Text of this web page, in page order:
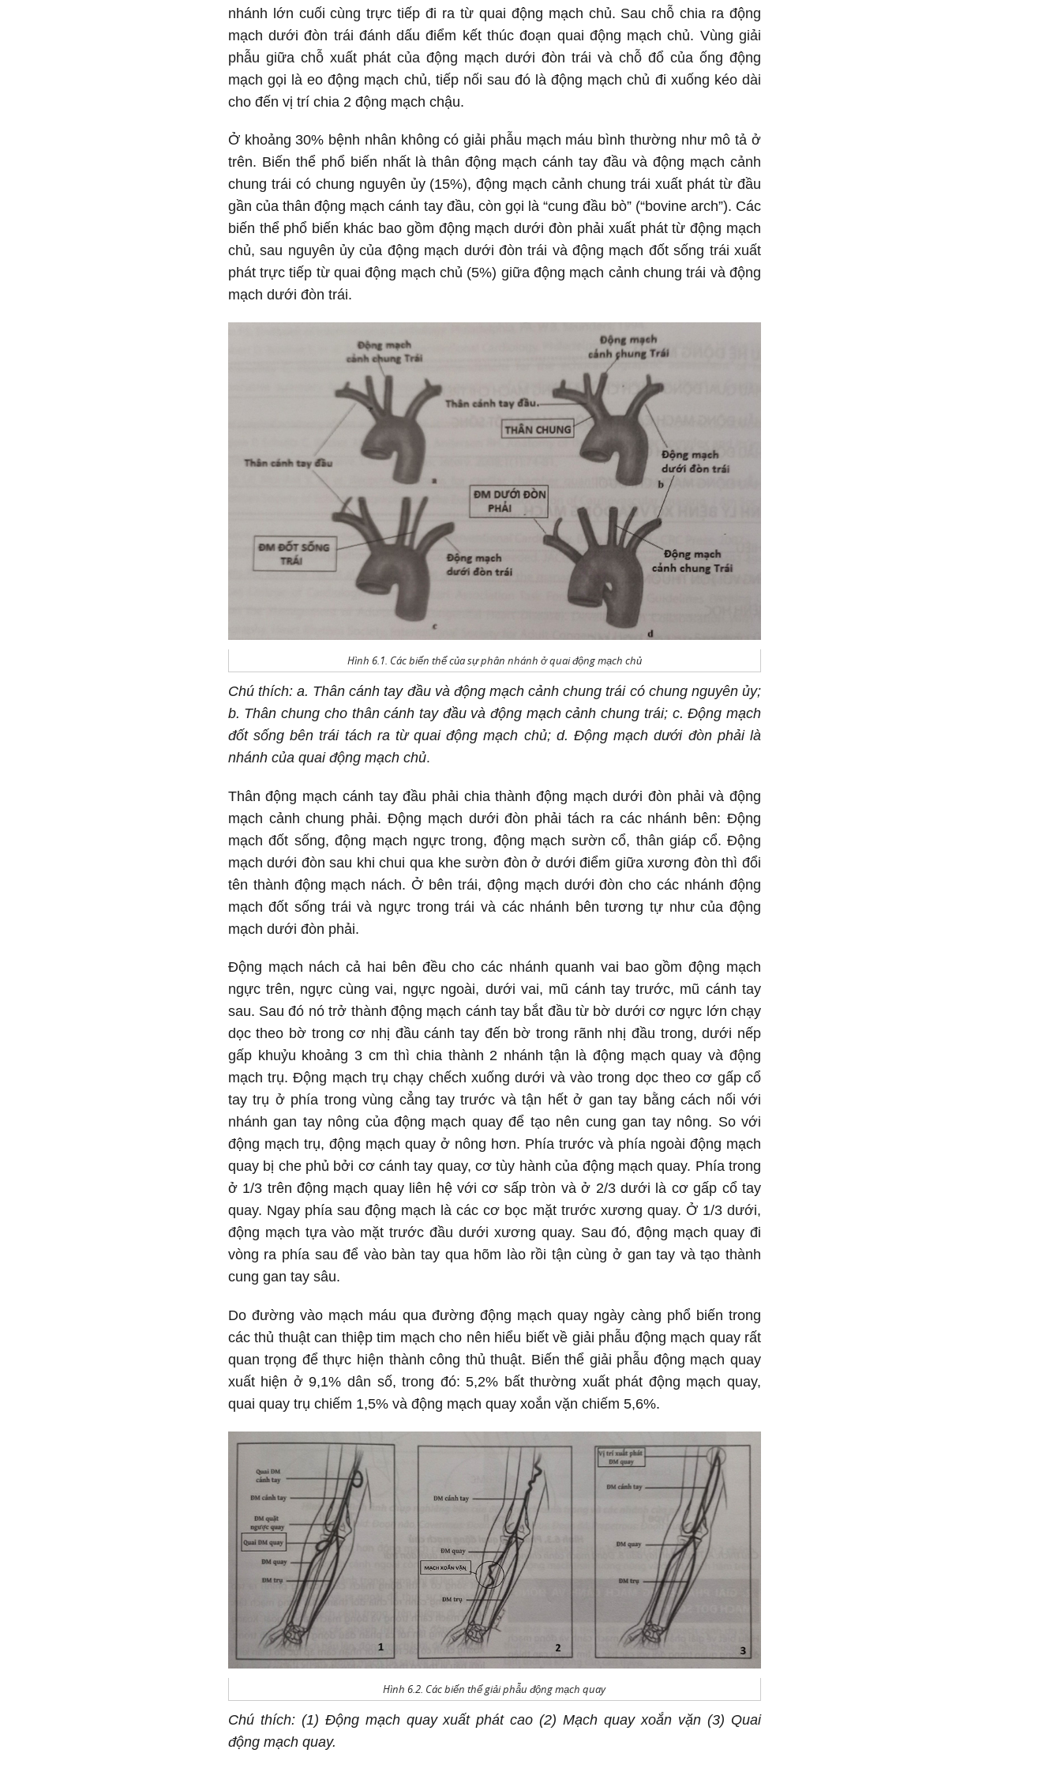
nhánh lớn cuối cùng trực tiếp đi ra từ quai động mạch chủ. Sau chỗ chia ra động
mạch dưới đòn trái đánh dấu điểm kết thúc đoạn quai động mạch chủ. Vùng giải
phẫu giữa chỗ xuất phát của động mạch dưới đòn trái và chỗ đổ của ống động
mạch gọi là eo động mạch chủ, tiếp nối sau đó là động mạch chủ đi xuống kéo dài
cho đến vị trí chia 2 động mạch chậu.
Ở khoảng 30% bệnh nhân không có giải phẫu mạch máu bình thường như mô tả ở
trên. Biến thể phổ biến nhất là thân động mạch cánh tay đầu và động mạch cảnh
chung trái có chung nguyên ủy (15%), động mạch cảnh chung trái xuất phát từ đầu
gần của thân động mạch cánh tay đầu, còn gọi là “cung đầu bò” (“bovine arch”). Các
biến thể phổ biến khác bao gồm động mạch dưới đòn phải xuất phát từ động mạch
chủ, sau nguyên ủy của động mạch dưới đòn trái và động mạch đốt sống trái xuất
phát trực tiếp từ quai động mạch chủ (5%) giữa động mạch cảnh chung trái và động
mạch dưới đòn trái.
Hình 6.1. Các biến thể của sự phân nhánh ở quai động mạch chủ
Chú thích: a. Thân cánh tay đầu và động mạch cảnh chung trái có chung nguyên ủy;
b. Thân chung cho thân cánh tay đầu và động mạch cảnh chung trái; c. Động mạch
đốt sống bên trái tách ra từ quai động mạch chủ; d. Động mạch dưới đòn phải là
nhánh của quai động mạch chủ.
Thân động mạch cánh tay đầu phải chia thành động mạch dưới đòn phải và động
mạch cảnh chung phải. Động mạch dưới đòn phải tách ra các nhánh bên: Động
mạch đốt sống, động mạch ngực trong, động mạch sườn cổ, thân giáp cổ. Động
mạch dưới đòn sau khi chui qua khe sườn đòn ở dưới điểm giữa xương đòn thì đổi
tên thành động mạch nách. Ở bên trái, động mạch dưới đòn cho các nhánh động
mạch đốt sống trái và ngực trong trái và các nhánh bên tương tự như của động
mạch dưới đòn phải.
Động mạch nách cả hai bên đều cho các nhánh quanh vai bao gồm động mạch
ngực trên, ngực cùng vai, ngực ngoài, dưới vai, mũ cánh tay trước, mũ cánh tay
sau. Sau đó nó trở thành động mạch cánh tay bắt đầu từ bờ dưới cơ ngực lớn chạy
dọc theo bờ trong cơ nhị đầu cánh tay đến bờ trong rãnh nhị đầu trong, dưới nếp
gấp khuỷu khoảng 3 cm thì chia thành 2 nhánh tận là động mạch quay và động
mạch trụ. Động mạch trụ chạy chếch xuống dưới và vào trong dọc theo cơ gấp cổ
tay trụ ở phía trong vùng cẳng tay trước và tận hết ở gan tay bằng cách nối với
nhánh gan tay nông của động mạch quay để tạo nên cung gan tay nông. So với
động mạch trụ, động mạch quay ở nông hơn. Phía trước và phía ngoài động mạch
quay bị che phủ bởi cơ cánh tay quay, cơ tùy hành của động mạch quay. Phía trong
ở 1/3 trên động mạch quay liên hệ với cơ sấp tròn và ở 2/3 dưới là cơ gấp cổ tay
quay. Ngay phía sau động mạch là các cơ bọc mặt trước xương quay. Ở 1/3 dưới,
động mạch tựa vào mặt trước đầu dưới xương quay. Sau đó, động mạch quay đi
vòng ra phía sau để vào bàn tay qua hõm lào rồi tận cùng ở gan tay và tạo thành
cung gan tay sâu.
Do đường vào mạch máu qua đường động mạch quay ngày càng phổ biến trong
các thủ thuật can thiệp tim mạch cho nên hiểu biết về giải phẫu động mạch quay rất
quan trọng để thực hiện thành công thủ thuật. Biến thể giải phẫu động mạch quay
xuất hiện ở 9,1% dân số, trong đó: 5,2% bất thường xuất phát động mạch quay,
quai quay trụ chiếm 1,5% và động mạch quay xoắn vặn chiếm 5,6%.
Hình 6.2. Các biến thể giải phẫu động mạch quay
Chú thích: (1) Động mạch quay xuất phát cao (2) Mạch quay xoắn vặn (3) Quai
động mạch quay.